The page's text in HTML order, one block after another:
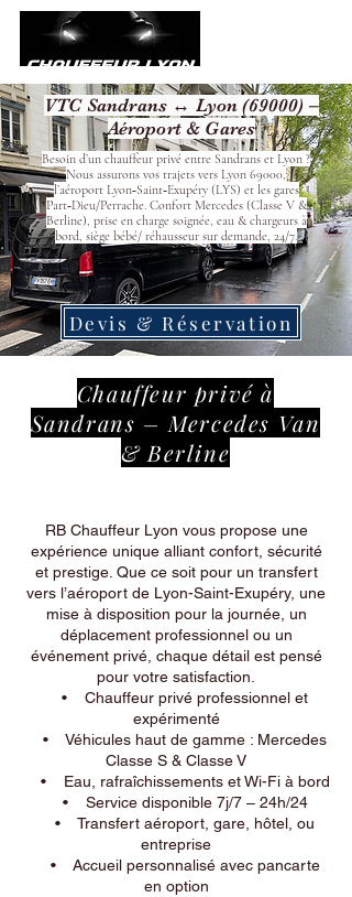
VTC Sandrans ↔ Lyon (69000) –
Aéroport & Gares
Besoin d’un chauffeur privé entre Sandrans et Lyon ?
Nous assurons vos trajets vers Lyon 69000,
l’aéroport Lyon‑Saint‑Exupéry (LYS) et les gares
Part‑Dieu/Perrache. Confort Mercedes (Classe V &
Berline), prise en charge soignée, eau & chargeurs à
bord, siège bébé/ réhausseur sur demande, 24/7.
Devis & Réservation
Chauffeur privé à
Sandrans – Mercedes Van
& Berline
RB Chauffeur Lyon vous propose une
expérience unique alliant confort, sécurité
et prestige. Que ce soit pour un transfert
vers l’aéroport de Lyon-Saint-Exupéry, une
mise à disposition pour la journée, un
déplacement professionnel ou un
événement privé, chaque détail est pensé
pour votre satisfaction.
• Chauffeur privé professionnel et
expérimenté
• Véhicules haut de gamme : Mercedes
Classe S & Classe V
• Eau, rafraîchissements et Wi-Fi à bord
• Service disponible 7j/7 – 24h/24
• Transfert aéroport, gare, hôtel, ou
entreprise
• Accueil personnalisé avec pancarte
en option